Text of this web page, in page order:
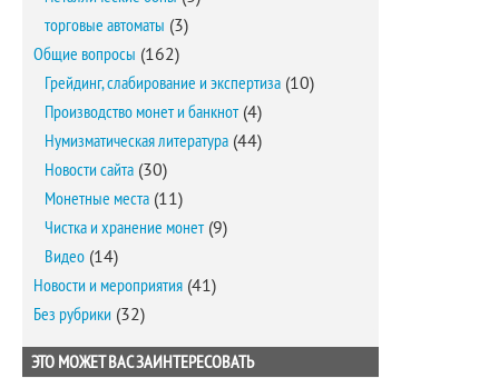
торговые автоматы (3)
Общие вопросы (162)
Грейдинг, слабирование и экспертиза (10)
Производство монет и банкнот(4)
Нумизматическая литература (44)
Новости сайта (30)
Монетные места (11)
Чистка и хранение монет(9)
Видео (14)
Новости и мероприятия (41)
Без рубрики (32)
ЭТО МОЖЕТ ВАС ЗАИНТЕРЕСОВАТЬ